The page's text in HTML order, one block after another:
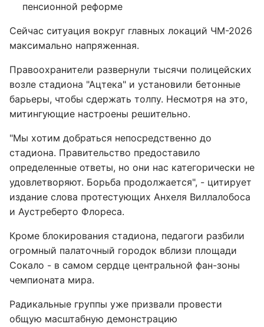
пенсионной реформе
Сейчас ситуация вокруг главных локаций ЧМ-2026
максимально напряженная.
Правоохранители развернули тысячи полицейских
возле стадиона "Ацтека" и установили бетонные
барьеры, чтобы сдержать толпу. Несмотря на это,
митингующие настроены решительно.
"Мы хотим добраться непосредственно до
стадиона. Правительство предоставило
определенные ответы, но они нас категорически не
удовлетворяют. Борьба продолжается", - цитирует
издание слова протестующих Анхеля Виллалобоса
и Аустреберто Флореса.
Кроме блокирования стадиона, педагоги разбили
огромный палаточный городок вблизи площади
Сокало - в самом сердце центральной фан-зоны
чемпионата мира.
Радикальные группы уже призвали провести
общую масштабную демонстрацию